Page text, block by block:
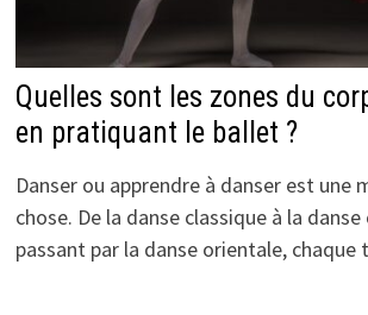
Quelles sont les zones du
en pratiquant le ballet ?
Danser ou apprendre à danser est une
chose. De la danse classique à la
passant par la danse orientale,